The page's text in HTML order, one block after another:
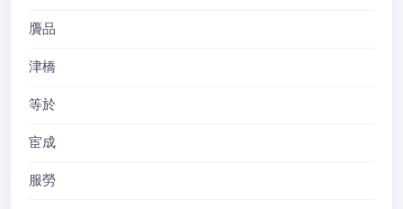
贗品
津橋
等於
宦成
服勞